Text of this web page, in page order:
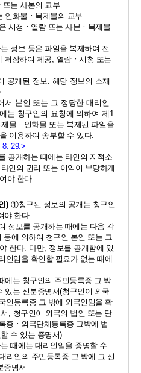
또는 사본의 교부
인화물ㆍ복제물의 교부
시청ㆍ열람 또는 사본ㆍ복제물
정보 등은 파일을 복제하여 전
저장하여 제공, 열람ㆍ시청 또는
공개된 정보: 해당 정보의 소재
서 본인 또는 그 정당한 대리인
는 청구인의 요청에 의하여 제 1
물ㆍ인화물 또는 복제된 파일을
을 이용하여 송부할 수 있다.
8. 29.>
공개하는 때에는 타인의 지적소
인의 권리 또는 이익이 부당하게
야 한다.
) ①청구된 정보의 공개는 청구인
야 한다.
정보를 공개하는 때에는 다음 각
등에 의하여 청구인 본인 또는 그
한다. 다만, 정보를 공개함에 있
인임을 확인할 필요가 없는 때에
에는 청구인의 주민등록증 그 밖
있는 신분증명서(청구인이 외국
인등록증 그 밖에 외국인임을 확
, 청구인이 외국의 법인 또는 단
증ㆍ외국단체등록증 그밖에 법
수 있는 증명서)
때에는 대리인임을 증명할 수
리인의 주민등록증 그 밖에 그 신
증명서